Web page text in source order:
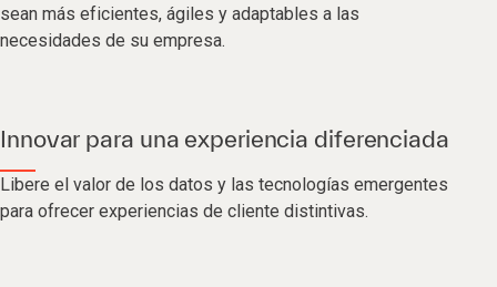
sean más eficientes, ágiles y adaptables a las
necesidades de su empresa.
Innovar para una experiencia diferenciada
Libere el valor de los datos y las tecnologías emergentes
para ofrecer experiencias de cliente distintivas.